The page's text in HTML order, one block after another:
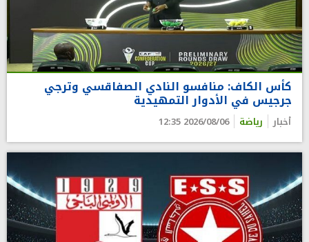
كأس الكاف: منافسو النادي الصفاقسي وترجي
جرجيس في الأدوار التمهيدية
أخبار رياضة 2026/08/06 12:35